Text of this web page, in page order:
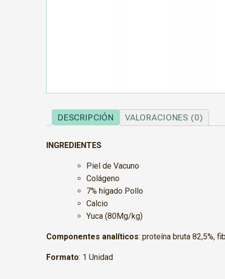
DESCRIPCIÓN VALORACIONES (0)
INGREDIENTES
Piel de Vacuno
Colágeno
7% hígado Pollo
Calcio
Yuca (80Mg/kg)
Componentes analíticos: proteína bruta 82,5%,
Formato: 1 Unidad